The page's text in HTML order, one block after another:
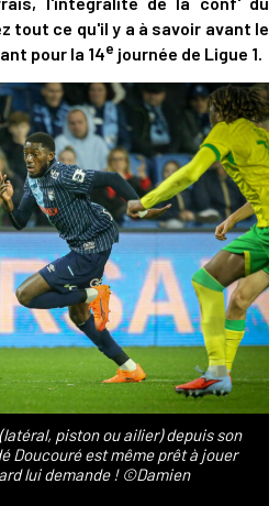
tout ce qu'il y a à savoir avant le
pour la 14e journée de Ligue 1.
piston ou ailier) depuis son
Doucouré est même prêt à jouer
lui demande ! ©Damien